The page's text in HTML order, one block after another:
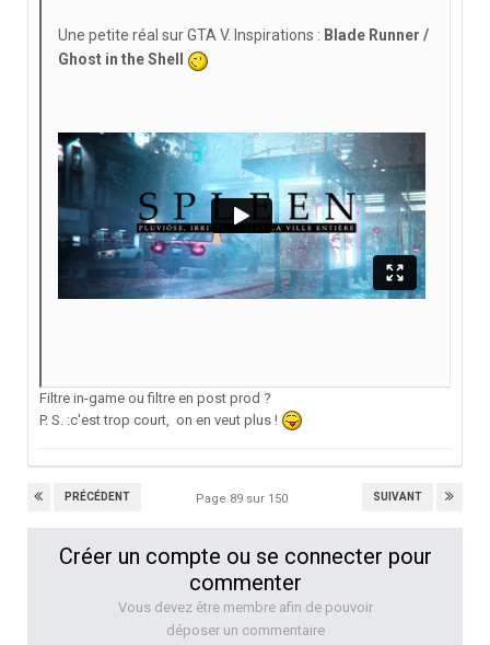
Une petite réal sur GTA V. Inspirations : Blade Runner /
Ghost in the Shell
Filtre in-game ou filtre en post prod ?
P. S. :c'est trop court, on en veut plus !
PRÉCÉDENT SUIVANT
Page 89 sur 150
Créer un compte ou se connecter pour
commenter
Vous devez être membre afin de pouvoir
déposer un commentaire